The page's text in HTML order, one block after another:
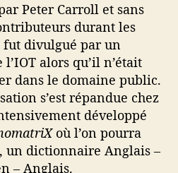
Peter Carroll et sans
durant les
fut divulgué par un
alors qu’il n’était
dans le domaine public.
s’est répandue chez
développé
où l’on pourra
un dictionnaire Anglais –
– Anglais.